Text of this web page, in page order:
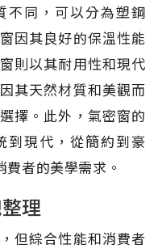
不同，可以分為塑鋼
因其良好的保溫性能
則以其耐用性和現代
其天然材質和美觀而
擇。此外，氣密窗的
到現代，從簡約到豪
者的美學需求。
理
但綜合性能和消費者